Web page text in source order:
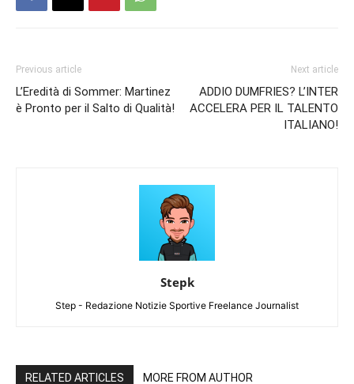
Previous article
L’Eredità di Sommer: Martinez
è Pronto per il Salto di Qualità!
Next article
ADDIO DUMFRIES? L’INTER
ACCELERA PER IL TALENTO
ITALIANO!
Stepk
Step - Redazione Notizie Sportive Freelance Journalist
RELATED ARTICLES MORE FROM AUTHOR